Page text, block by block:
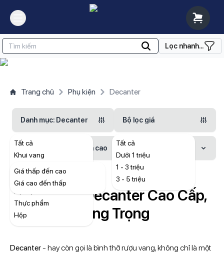
Lọc nhanh...
Trang chủ Phụ kiện Decanter
Danh mục: Decanter
Tất cả
Khui vang
Decanter
Ly rượu vang
Thực phẩm
Hộp
Bộ lọc giá
Tất cả
Dưới 1 triệu
1 - 3 triệu
3 - 5 triệu
Sắp xếp : Giá thấp đến cao
Giá thấp đến cao
Giá cao đến thấp
Tổng Hợp Decanter Cao Cấp,
Sang Trọng
Decanter- hay còn gọi là bình thở rượu vang, không chỉ là một